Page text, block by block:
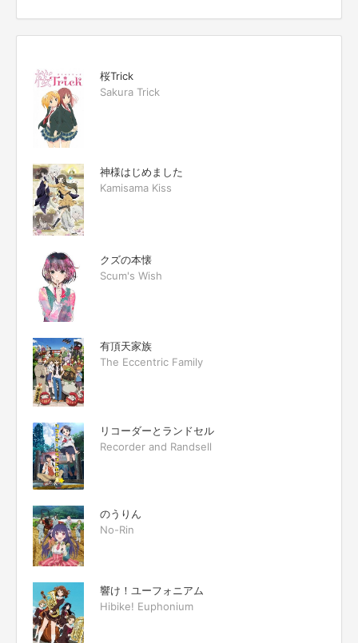
桜Trick
Sakura Trick
神様はじめました
Kamisama Kiss
クズの本懐
Scum's Wish
有頂天家族
The Eccentric Family
リコーダーとランドセル
Recorder and Randsell
のうりん
No-Rin
響け！ユーフォニアム
Hibike! Euphonium